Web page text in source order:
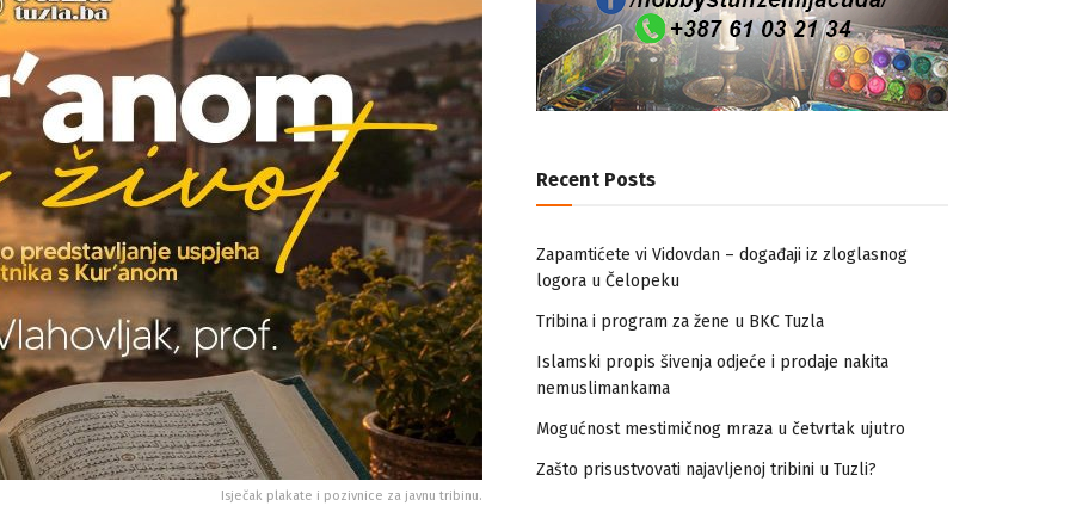
Isječak plakate i pozivnice za javnu tribinu.
Recent Posts
Zapamtićete vi Vidovdan – događaji iz zloglasnog
logora u Čelopeku
Tribina i program za žene u BKC Tuzla
Islamski propis šivenja odjeće i prodaje nakita
nemuslimankama
Mogućnost mestimičnog mraza u četvrtak ujutro
Zašto prisustvovati najavljenoj tribini u Tuzli?